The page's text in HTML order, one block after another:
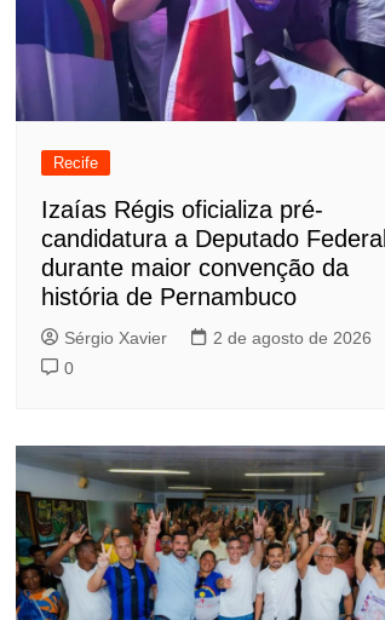
Recife
Izaías Régis oficializa pré-
candidatura a Deputado Federal
durante maior convenção da
história de Pernambuco
Sérgio Xavier
2 de agosto de 2026
0